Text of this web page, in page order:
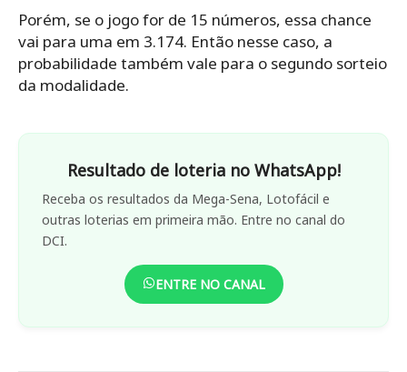
Porém, se o jogo for de 15 números, essa chance
vai para uma em 3.174. Então nesse caso, a
probabilidade também vale para o segundo sorteio
da modalidade.
Resultado de loteria no WhatsApp!
Receba os resultados da Mega-Sena, Lotofácil e
outras loterias em primeira mão. Entre no canal do
DCI.
ENTRE NO CANAL